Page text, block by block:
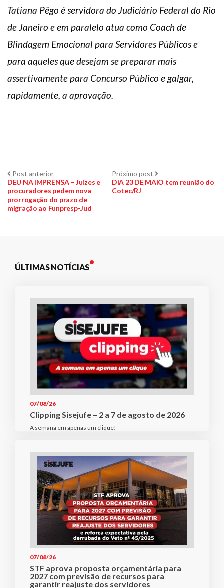
Tatiana Pêgo é servidora do Judiciário Federal do Rio
de Janeiro e em paralelo atua como Coach de
Blindagem Emocional para Servidores Públicos e
para aqueles que desejam se preparar mais
assertivamente para Concurso Público e galgar,
rapidamente, a aprovação.
Navegação
de
Post
Post anteriorPost
anterior:
DEU NA IMPRENSA – Juízes e
procuradores pedem nova
prorrogação do prazo de
migração ao Funpresp-Jud
Próximo post Próximo
post:
DIA 23 DE MAIO tem reunião do
Cotec/RJ
ÚLTIMAS NOTÍCIAS
07/08/26
Clipping Sisejufe – 2 a 7 de agosto de 2026
A semana em apenas um clique!
07/08/26
STF aprova proposta orçamentária para
2027 com previsão de recursos para
garantir reajuste dos servidores